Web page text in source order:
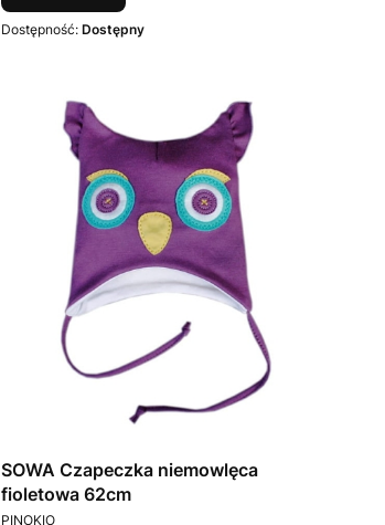
Dostępność: Dostępny
SOWA Czapeczka niemowlęca
fioletowa 62cm
PRODUCENT
PINOKIO